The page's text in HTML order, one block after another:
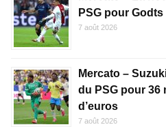
PSG pour
7 août 2026
Mercato –
du PSG pour 36
d’euros
7 août 2026